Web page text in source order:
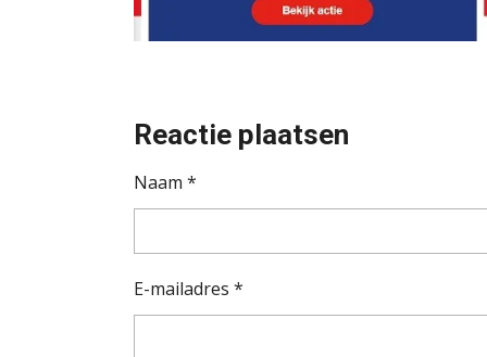
Reactie plaatsen
Naam *
E-mailadres *